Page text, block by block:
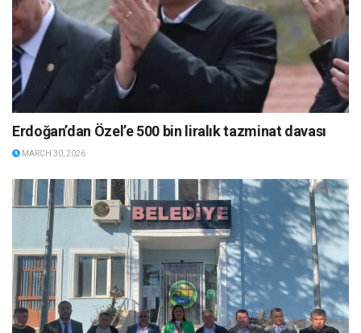
Erdoğan’dan Özel’e 500 bin liralık tazminat davası
MARCH 30, 2026